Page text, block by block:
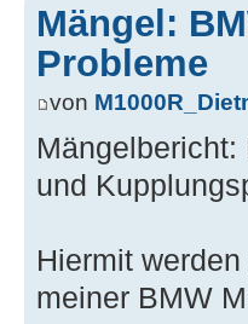
Mängel:
Probleme
von
und
Hiermit
meiner BMW